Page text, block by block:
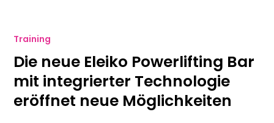
Training
Die neue Eleiko Powerlifting Bar
mit integrierter Technologie
eröffnet neue Möglichkeiten